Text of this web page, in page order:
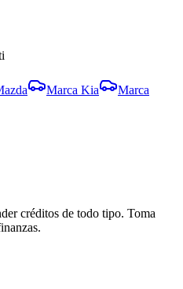
Marca Kia
Marca
créditos de todo tipo. Toma